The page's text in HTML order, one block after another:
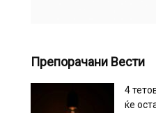
Препорачани Вести
4
ќе